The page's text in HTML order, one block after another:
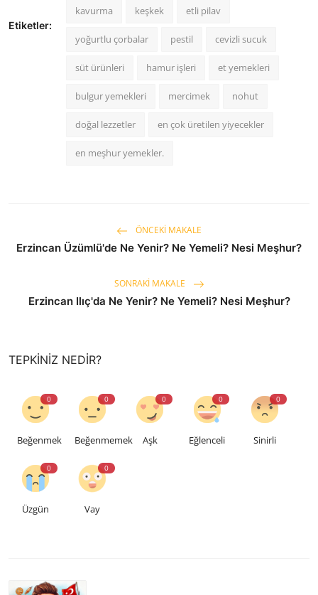
Etiketler:
kavurma keşkek etli pilav
yoğurtlu çorbalar pestil cevizli sucuk
süt ürünleri hamur işleri et yemekleri
bulgur yemekleri mercimek nohut
doğal lezzetler en çok üretilen yiyecekler
en meşhur yemekler.
ÖNCEKI MAKALE
Erzincan Üzümlü'de Ne Yenir? Ne Yemeli? Nesi Meşhur?
SONRAKI MAKALE
Erzincan Ilıç'da Ne Yenir? Ne Yemeli? Nesi Meşhur?
TEPKINIZ NEDIR?
0
Beğenmek
0
Beğenmemek
0
Aşk
0
Eğlenceli
0
Sinirli
0
Üzgün
0
Vay